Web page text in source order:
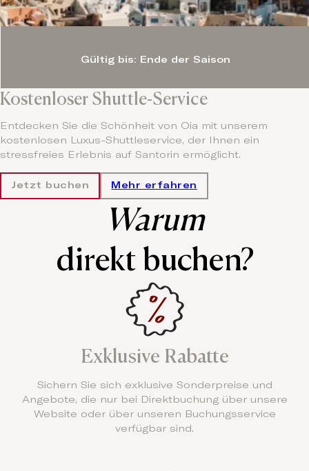
Kostenloser Shuttle-Service
Entdecken Sie die Schönheit von Oia mit unserem
kostenlosen Luxus-Shuttleservice, der Ihnen ein
stressfreies Erlebnis auf Santorin ermöglicht.
Jetzt buchen Mehr erfahren
Gültig bis: Ende der Saison
Warum
direkt buchen?
Exklusive Rabatte
Sichern Sie sich exklusive Sonderpreise und
Angebote, die nur bei Direktbuchung über unsere
Website oder über unseren Buchungsservice
verfügbar sind.